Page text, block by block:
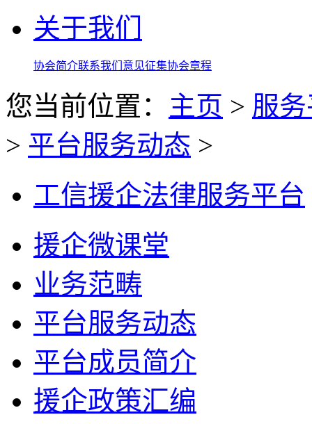
关于我们
协会简介联系我们 意见征集协会章程
您当前位置： 主页 > 服
> 平台服务动态 >
工信援企法律服务平台
援企微课堂
业务范畴
平台服务动态
平台成员简介
援企政策汇编